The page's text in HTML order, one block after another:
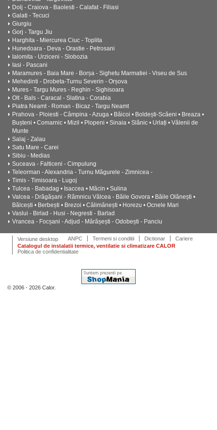
Dolj - Craiova - Baolesti - Calafat - Filiasi
Galati - Tecuci
Giurgiu
Gorj - Targu Jiu
Harghita - Miercurea Ciuc - Toplita
Hunedoara - Deva - Orastie - Petrosani
Ialomita - Urziceni - Slobozia
Iasi - Pascani
Maramures - Baia Mare - Borșa - Sighetu Marmatiei - Viseu de Sus
Mehedinti - Drobeta-Turnu Severin - Orșova
Mures - Targu Mures - Reghin - Sighisoara
Olt - Bals - Caracal - Slatina - Corabia
Piatra Neamt - Roman - Bicaz - Targu Neamt
Prahova - Ploiesti - Câmpina - Azuga • Băicoi • Boldești-Scăeni • Breaza •
Bușteni • Comarnic • Mizil • Plopeni • Sinaia • Slănic • Urlați • Vălenii de
Munte
Salaj - Zalau
Satu Mare - Carei
Sibiu - Medias
Suceava - Falticeni - Cimpulung
Teleorman - Alexandria - Turnu Măgurele - Zimnicea -
Timis - Timisoara - Lugoj
Tulcea - Babadag • Isaccea • Măcin • Sulina
Valcea - Drăgășani - Râmnicu Vâlcea - Băile Govora • Băile Olănești •
Bălcești • Berbești • Brezoi • Călimănești • Horezu • Ocnele Mari
Vaslui - Birlad - Husi - Negresti - Barlad
Vrancea - Focșani - Adjud - Mărășești - Odobești - Panciu
Versiune desktop ANPC Termeni si conditii Dictionar
Cariere
Catalogul de instalatii termice, ventilatie si climatizare CALOR
Politica de confidentialitate
© 2006 - 2026 Calor.